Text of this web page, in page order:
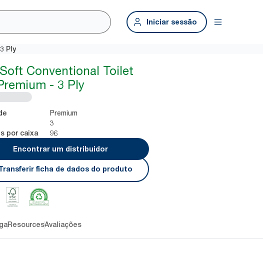
Iniciar sessão
Ply
Conventional Toilet
- 3 Ply
Premium
3
por caixa
96
Encontrar um distribuidor
ficha de dados do produto
ResourcesAvaliações